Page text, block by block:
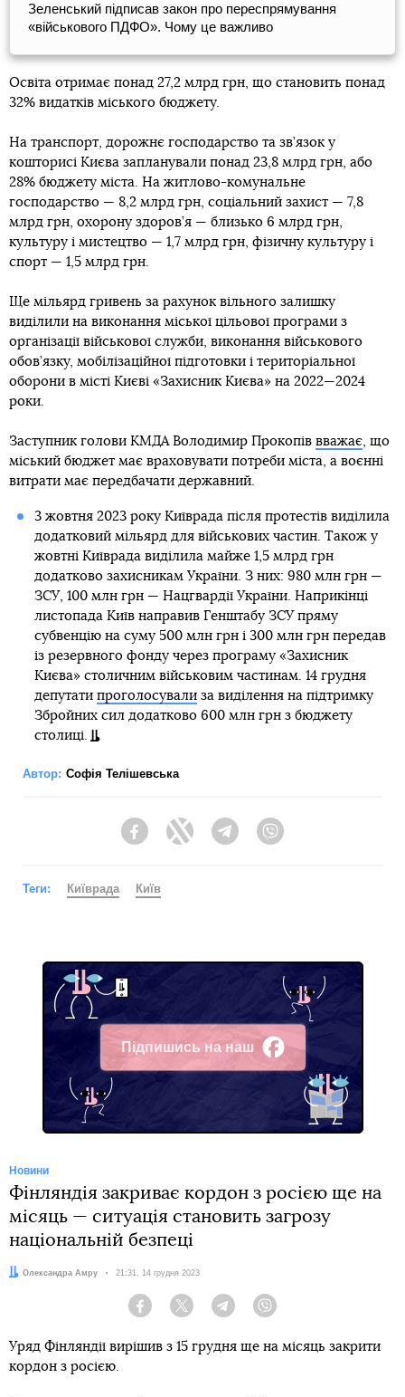
Зеленський підписав закон про переспрямування
«військового ПДФО». Чому це важливо
Освіта отримає понад 27,2 млрд грн, що становить понад
32% видатків міського бюджету.
На транспорт, дорожнє господарство та зв’язок у
кошторисі Києва запланували понад 23,8 млрд грн, або
28% бюджету міста. На житлово-комунальне
господарство — 8,2 млрд грн, соціальний захист — 7,8
млрд грн, охорону здоров’я — близько 6 млрд грн,
культуру і мистецтво — 1,7 млрд грн, фізичну культуру і
спорт — 1,5 млрд грн.
Ще мільярд гривень за рахунок вільного залишку
виділили на виконання міської цільової програми з
організації військової служби, виконання військового
обов’язку, мобілізаційної підготовки і територіальної
оборони в місті Києві «Захисник Києва» на 2022—2024
роки.
Заступник голови КМДА Володимир Прокопів вважає, що
міський бюджет має враховувати потреби міста, а воєнні
витрати має передбачати державний.
3 жовтня 2023 року Київрада після протестів виділила
додатковий мільярд для військових частин. Також у
жовтні Київрада виділила майже 1,5 млрд грн
додатково захисникам України. З них: 980 млн грн —
ЗСУ, 100 млн грн — Нацгвардії України. Наприкінці
листопада Київ направив Генштабу ЗСУ пряму
субвенцію на суму 500 млн грн і 300 млн грн передав
із резервного фонду через програму «Захисник
Києва» столичним військовим частинам. 14 грудня
депутати проголосувализа виділення на підтримку
Збройних сил додатково 600 млн грн з бюджету
столиці.
Автор: Софія Телішевська
FacebookTwitter Telegram
Теги: Київрада Київ
Підпишись на наш
Facebook
Новини
Фінляндія закриває кордон з росією ще на
місяць — ситуація становить загрозу
національній безпеці
Автор:
Олександра Амру Дата:
21:31, 14 грудня 2023
Facebook Twitter Telegram
Уряд Фінляндії вирішив з 15 грудня ще на місяць закрити
кордон з росією.